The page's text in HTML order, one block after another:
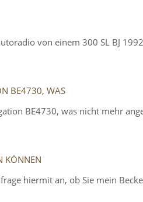
von einem 300 SL BJ
BE4730, WAS
BE4730, was nicht mehr
KÖNNEN
hiermit an, ob Sie mein